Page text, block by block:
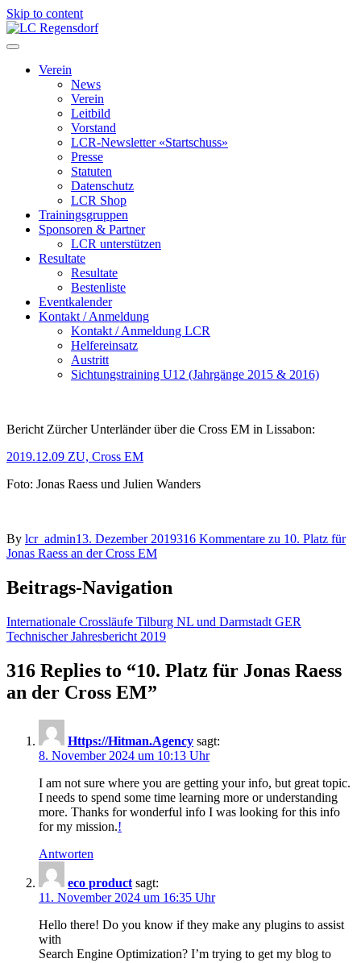
Skip to content
LC Regensdorf
Verein
News
Verein
Leitbild
Vorstand
LCR-Newsletter «Startschuss»
Presse
Statuten
Datenschutz
LCR Shop
Trainingsgruppen
Sponsoren & Partner
LCR unterstützen
Resultate
Resultate
Bestenliste
Eventkalender
Kontakt / Anmeldung
Kontakt / Anmeldung LCR
Helfereinsatz
Austritt
Sichtungstraining U12 (Jahrgänge 2015 & 2016)
Bericht Zürcher Unterländer über die Cross EM in Lissabon:
2019.12.09 ZU, Cross EM
Foto: Jonas Raess und Julien Wanders
By lcr_admin13. Dezember 2019316 Kommentare zu 10. Platz für
Jonas Raess an der Cross EM
Beitrags-Navigation
Internationale Crossläufe Tilburg NL und Darmstadt GER
Technischer Jahresbericht 2019
316 Replies to “10. Platz für Jonas Raess
an der Cross EM”
Https://Hitman.Agency sagt:
8. November 2024 um 10:13 Uhr
I am not sure where you are getting your info, but great topic.
I needs to spend some time learning more or understanding
more. Thanks for wonderful info I was looking for this info
for my mission.!
Antworten
eco product sagt:
11. November 2024 um 16:35 Uhr
Hello there! Do you know if they make any plugins to assist
with
Search Engine Optimization? I’m trying to get my blog to